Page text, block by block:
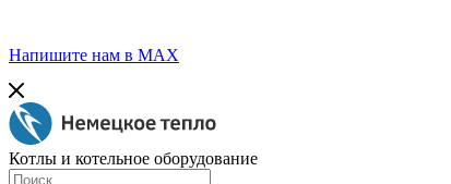
Напишите нам в МАХ
Котлы и котельное оборудование